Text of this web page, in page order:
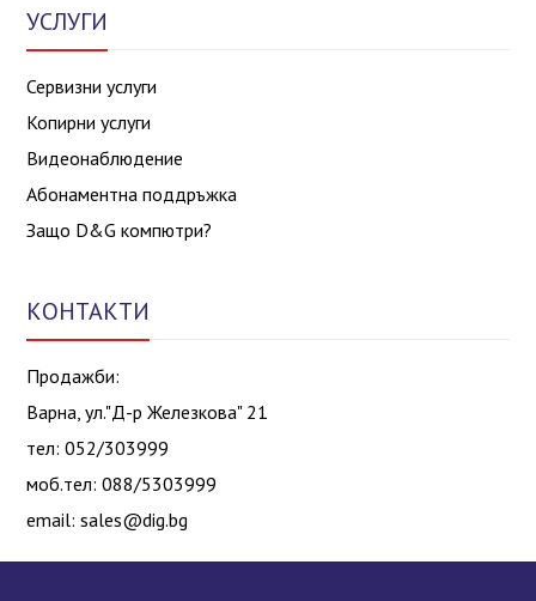
УСЛУГИ
Сервизни услуги
Копирни услуги
Видеонаблюдение
Абонаментна поддръжка
Защо D&G компютри?
КОНТАКТИ
Продажби:
Варна, ул."Д-р Железкова" 21
тел: 052/303999
моб.тел: 088/5303999
email:sales@dig.bg